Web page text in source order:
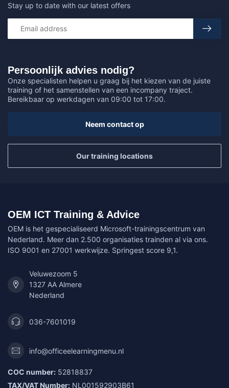
Persoonlijk advies nodig?
Onze specialisten helpen u graag bij het kiezen van de juiste
training of het samenstellen van een incompany traject.
Bereikbaar op werkdagen van 09:00 tot 17:00.
Neem contact op
Our training locations
Stay up to date with our latest offers
OEM ICT Training & Advice
OEM is het gespecialiseerd Microsoft-trainingscentrum van
Nederland. Meer dan 2.500 organisaties trainden al via ons.
ISO 9001 en 27001 werkwijze. Springest score 9,1.
Veluwezoom 5
1327 AA Almere
Nederland
036-7601019
info@officeelearningmenu.nl
COC number: 52818837
TAX/VAT Number: NL001592903B61